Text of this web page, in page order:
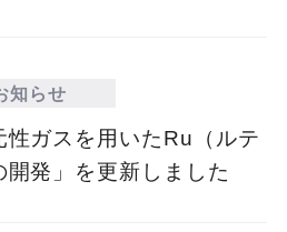
知らせ
ガスを用いたRu（ルテ
発」を更新しました